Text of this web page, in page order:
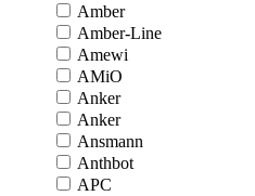
Amber
Amber-Line
Amewi
AMiO
Anker
Anker
Ansmann
Anthbot
APC